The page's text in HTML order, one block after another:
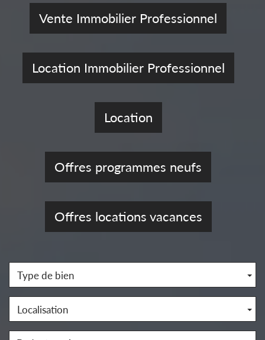
Vente Immobilier Professionnel
Location Immobilier Professionnel
Location
Offres programmes neufs
Offres locations vacances
Type de bien
Localisation